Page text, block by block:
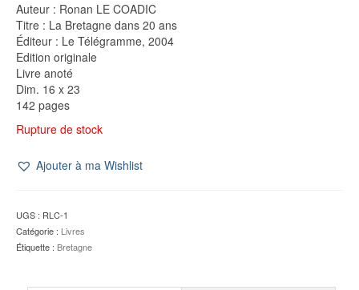
Auteur : Ronan LE COADIC
Titre : La Bretagne dans 20 ans
Éditeur : Le Télégramme, 2004
Edition originale
Livre anoté
Dim. 16 x 23
142 pages
Rupture de stock
Ajouter à ma Wishlist
UGS : RLC-1
Catégorie : Livres
Étiquette : Bretagne